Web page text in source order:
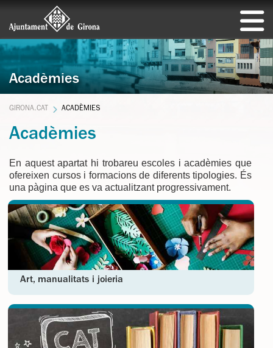
Acadèmies
GIRONA.CAT ACADÈMIES
Acadèmies
En aquest apartat hi trobareu escoles i acadèmies que
ofereixen cursos i formacions de diferents tipologies. És
una pàgina que es va actualitzant progressivament.
Art, manualitats i joieria